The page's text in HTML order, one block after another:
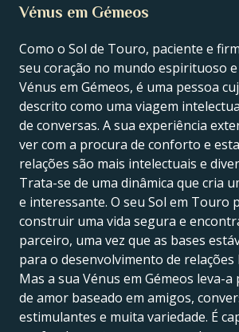
Vénus em Gémeos
Como o Sol de Touro, paciente e
seu coração no mundo espirituoso e
Vénus em Gémeos, é uma pessoa
descrito como uma viagem
de conversas. A sua experiência
ver com a procura de conforto e
relações são mais intelectuais e
Trata-se de uma dinâmica que cria
e interessante. O seu Sol em Touro
construir uma vida segura e
parceiro, uma vez que as bases
para o desenvolvimento de relações
Mas a sua Vénus em Gémeos leva-a
de amor baseado em amigos,
estimulantes e muita variedade. É